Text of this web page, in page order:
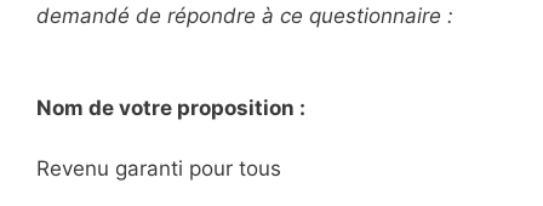
demandé de répondre à ce questionnaire :
Nom de votre proposition :
Revenu garanti pour tous